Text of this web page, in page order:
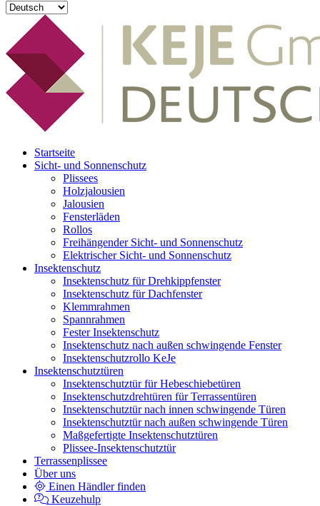
Startseite
Sicht- und Sonnenschutz
Plissees
Holzjalousien
Jalousien
Fensterläden
Rollos
Freihängender Sicht- und Sonnenschutz
Elektrischer Sicht- und Sonnenschutz
Insektenschutz
Insektenschutz für Drehkippfenster
Insektenschutz für Dachfenster
Klemmrahmen
Spannrahmen
Fester Insektenschutz
Insektenschutz nach außen schwingende Fenster
Insektenschutzrollo KeJe
Insektenschutztüren
Insektenschutztür für Hebeschiebetüren
Insektenschutzdrehtüren für Terrassentüren
Insektenschutztür nach innen schwingende Türen
Insektenschutztür nach außen schwingende Türen
Maßgefertigte Insektenschutztüren
Plissee-Insektenschutztür
Terrassenplissee
Über uns
Einen Händler finden
Keuzehulp